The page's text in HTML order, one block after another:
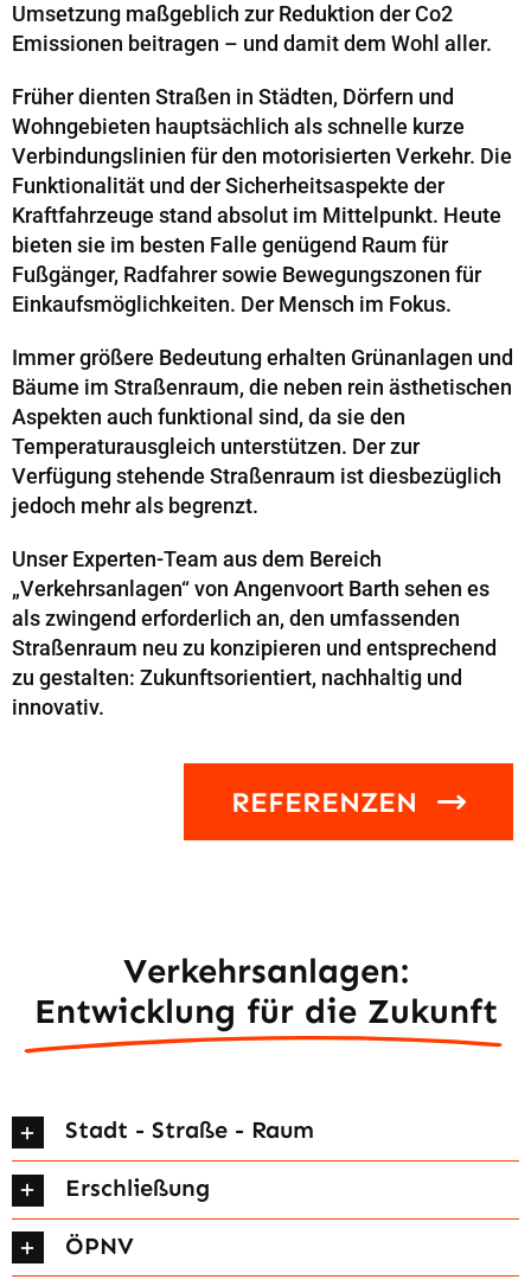
Umsetzung maßgeblich zur Reduktion der Co2
Emissionen beitragen – und damit dem Wohl aller.
Früher dienten Straßen in Städten, Dörfern und
Wohngebieten hauptsächlich als schnelle kurze
Verbindungslinien für den motorisierten Verkehr. Die
Funktionalität und der Sicherheitsaspekte der
Kraftfahrzeuge stand absolut im Mittelpunkt. Heute
bieten sie im besten Falle genügend Raum für
Fußgänger, Radfahrer sowie Bewegungszonen für
Einkaufsmöglichkeiten. Der Mensch im Fokus.
Immer größere Bedeutung erhalten Grünanlagen und
Bäume im Straßenraum, die neben rein ästhetischen
Aspekten auch funktional sind, da sie den
Temperaturausgleich unterstützen. Der zur
Verfügung stehende Straßenraum ist diesbezüglich
jedoch mehr als begrenzt.
Unser Experten-Team aus dem Bereich
„Verkehrsanlagen“ von Angenvoort Barth sehen es
als zwingend erforderlich an, den umfassenden
Straßenraum neu zu konzipieren und entsprechend
zu gestalten: Zukunftsorientiert, nachhaltig und
innovativ.
REFERENZEN
Verkehrsanlagen:
Entwicklung für die Zukunft
Stadt - Straße - Raum
Erschließung
ÖPNV